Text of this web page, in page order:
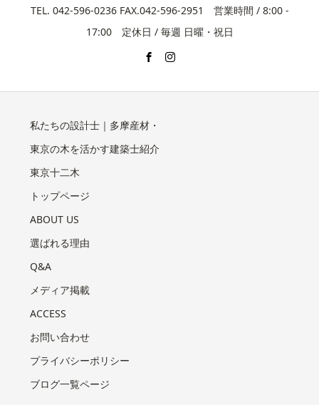
TEL. 042-596-0236 FAX.042-596-2951 営業時間 / 8:00 -
17:00 定休日 / 毎週 日曜・祝日
私たちの設計士｜多摩産材・
東京の木を活かす建築士紹介
東京十二木
トップページ
ABOUT US
選ばれる理由
Q&A
メディア掲載
ACCESS
お問い合わせ
プライバシーポリシー
ブログ一覧ページ